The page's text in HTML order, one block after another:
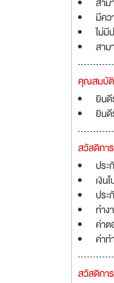
มีคว
ไม่มี
สาม
คุณสมบัติ
ยิน
ยิน
สวัสดิการ
ประ
เงิน
ประ
ทำง
ค่า
ค่าท
สวัสดิกา